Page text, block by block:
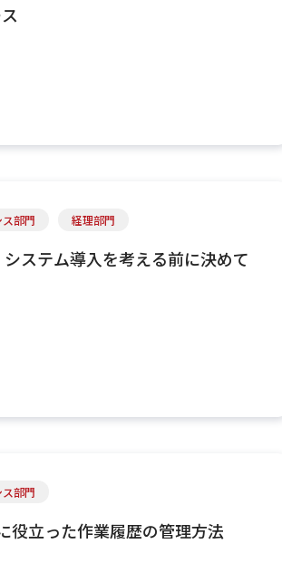
部門 経理部門
ステム導入を考える前に決めて
部門
役立った作業履歴の管理方法